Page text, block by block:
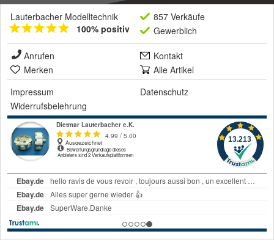
Lauterbacher Modelltechnik
100% positiv
857 Verkäufe
Gewerblich
Anrufen
Kontakt
Merken
Alle Artikel
Impressum
Datenschutz
Widerrufsbelehrung